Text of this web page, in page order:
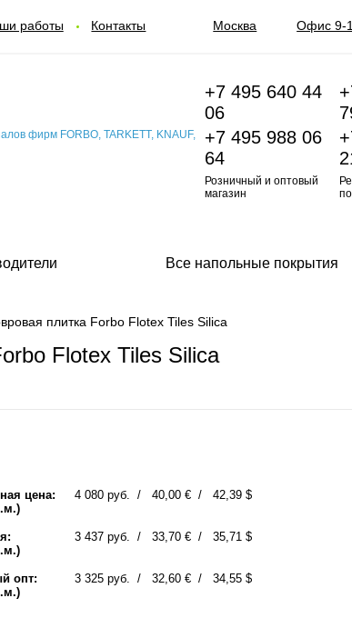
работы Контакты Москва Офис 9-
+7 495 640 44
06
+7 495 988 06
64
Розничный и оптовый
магазин
Все напольные покрытия
плитка Forbo Flotex Tiles Silica
Flotex Tiles Silica
цена:
4 080 руб. 40,00 € 42,39 $
3 437 руб. 33,70 € 35,71 $
опт:
3 325 руб. 32,60 € 34,55 $